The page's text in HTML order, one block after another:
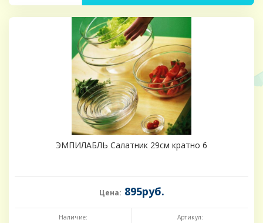
ЭМПИЛАБЛЬ Салатник 29см кратно 6
Цена: 895руб.
Наличие: Артикул: